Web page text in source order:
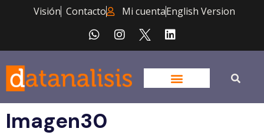
Visión Contacto Mi cuentaEnglish Version
Imagen30